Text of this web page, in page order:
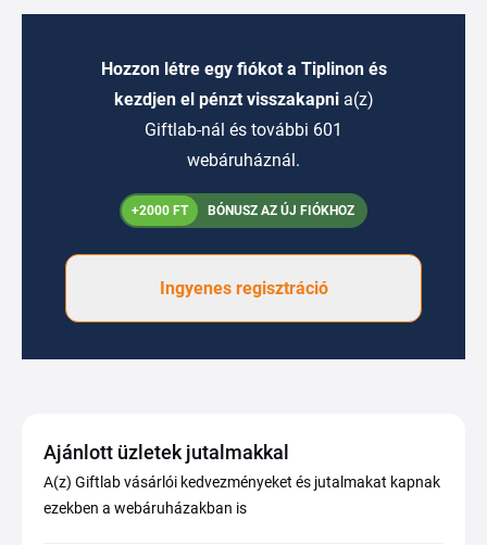
Hozzon létre egy fiókot a Tiplinon és
kezdjen el pénzt visszakapni a(z)
Giftlab-nál és további 601
webáruháznál.
+2000 FT BÓNUSZ AZ ÚJ FIÓKHOZ
Ingyenes regisztráció
Ajánlott üzletek jutalmakkal
A(z) Giftlab vásárlói kedvezményeket és jutalmakat kapnak
ezekben a webáruházakban is